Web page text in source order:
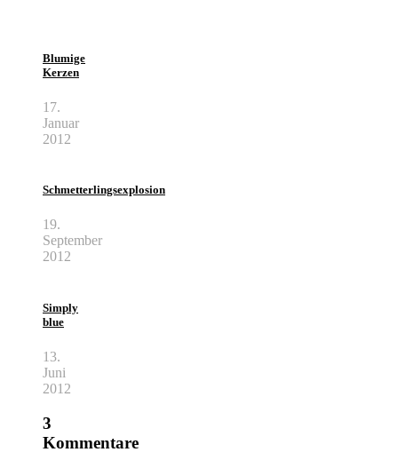
Blumige
Kerzen
17.
Januar
2012
Schmetterlingsexplosion
19.
September
2012
Simply
blue
13.
Juni
2012
3
Kommentare